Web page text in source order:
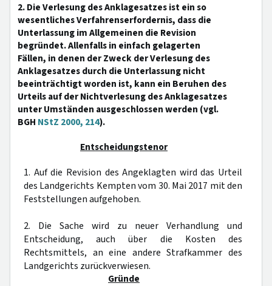
2. Die Verlesung des Anklagesatzes ist ein so
wesentliches Verfahrenserfordernis, dass die
Unterlassung im Allgemeinen die Revision
begründet. Allenfalls in einfach gelagerten
Fällen, in denen der Zweck der Verlesung des
Anklagesatzes durch die Unterlassung nicht
beeinträchtigt worden ist, kann ein Beruhen des
Urteils auf der Nichtverlesung des Anklagesatzes
unter Umständen ausgeschlossen werden (vgl.
BGH NStZ 2000, 214).
Entscheidungstenor
1. Auf die Revision des Angeklagten wird das Urteil
des Landgerichts Kempten vom 30. Mai 2017 mit den
Feststellungen aufgehoben.
2. Die Sache wird zu neuer Verhandlung und
Entscheidung, auch über die Kosten des
Rechtsmittels, an eine andere Strafkammer des
Landgerichts zurückverwiesen.
Gründe